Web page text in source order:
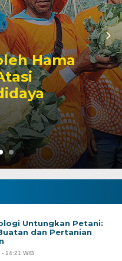
Hama
Untungkan Petani:
dan Pertanian
14:21 WIB